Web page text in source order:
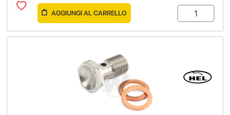
AGGIUNGI AL CARRELLO